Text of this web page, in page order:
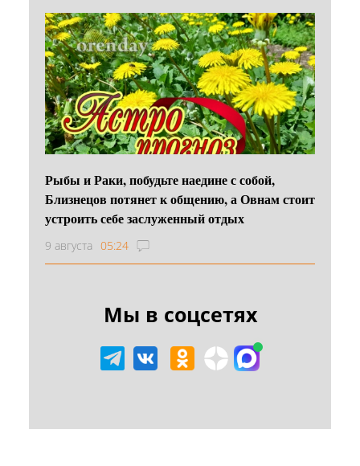
Рыбы и Раки, побудьте наедине с собой,
Близнецов потянет к общению, а Овнам стоит
устроить себе заслуженный отдых
9 августа 05:24
Мы в соцсетях